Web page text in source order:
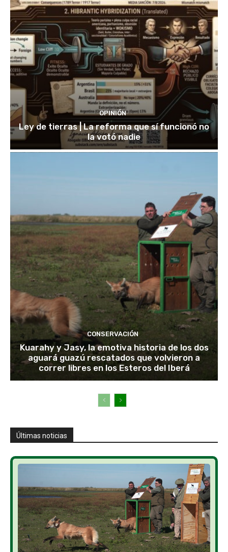
OPINIÓN
Ley de tierras | La reforma que sí funcionó no
la votó nadie
CONSERVACIÓN
Kuarahy y Jasy, la emotiva historia de los dos
aguará guazú rescatados que volvieron a
correr libres en los Esteros del Iberá
Últimas noticias